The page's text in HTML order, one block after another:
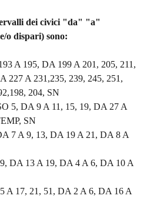
dei civici "da" "a"
o dispari) sono:
A 195, DA 199 A 201, 205, 211,
227 A 231,235, 239, 245, 251,
204, SN
5, DA 9 A 11, 15, 19, DA 27 A
SN
7 A 9, 13, DA 19 A 21, DA 8 A
DA 13 A 19, DA 4 A 6, DA 10 A
17, 21, 51, DA 2 A 6, DA 16 A